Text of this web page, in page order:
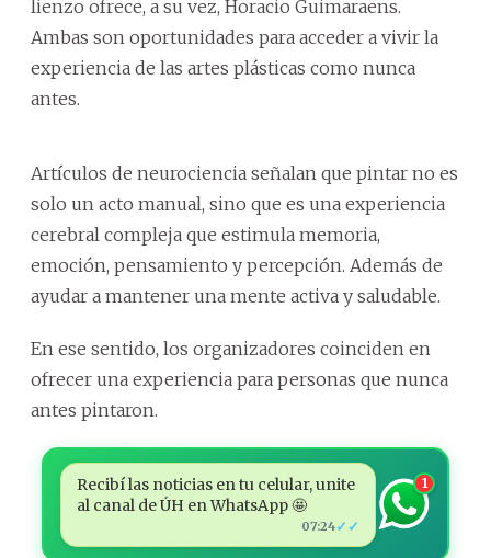
lienzo ofrece, a su vez, Horacio Guimaraens.
Ambas son oportunidades para acceder a vivir la
experiencia de las artes plásticas como nunca
antes.
Artículos de neurociencia señalan que pintar no es
solo un acto manual, sino que es una experiencia
cerebral compleja que estimula memoria,
emoción, pensamiento y percepción. Además de
ayudar a mantener una mente activa y saludable.
En ese sentido, los organizadores coinciden en
ofrecer una experiencia para personas que nunca
antes pintaron.
Recibí las noticias en tu celular, unite
al canal de ÚH en WhatsApp 🤩
07:24✓✓
1